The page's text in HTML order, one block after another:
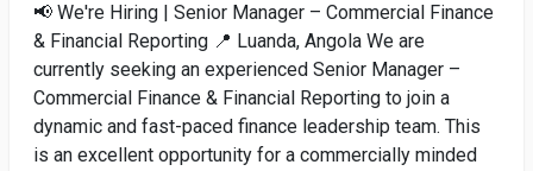
📢 We're Hiring | Senior Manager – Commercial Finance
& Financial Reporting 📍 Luanda, Angola We are
currently seeking an experienced Senior Manager –
Commercial Finance & Financial Reporting to join a
dynamic and fast-paced finance leadership team. This
is an excellent opportunity for a commercially minded